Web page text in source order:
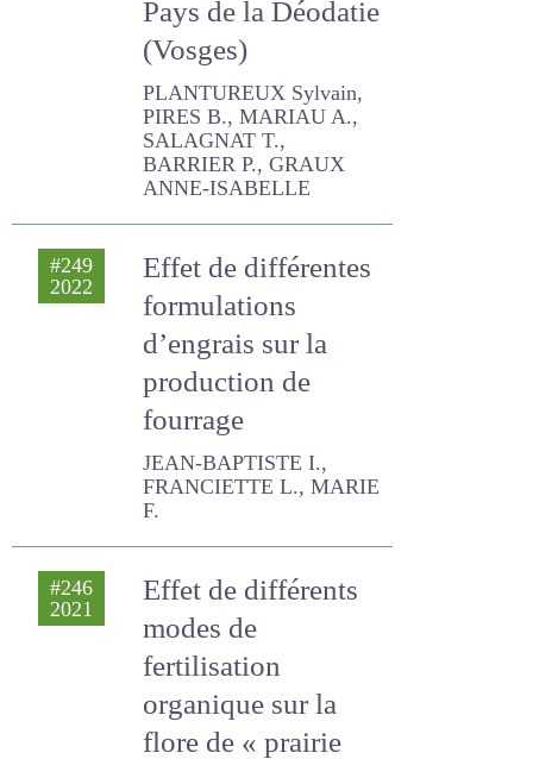
PLANTUREUX Sylvain,
PIRES B., MARIAU A.,
SALAGNAT T., BARRIER P.,
GRAUX ANNE-ISABELLE
Effet de
formulations
d’engrais sur la
production de
fourrage
JEAN-BAPTISTE I.,
FRANCIETTE L., MARIE F.
Effet de différents
modes de
fertilisation
organique sur la
flore de « prairie
naturelle » (MAEC)
en Wallonie.